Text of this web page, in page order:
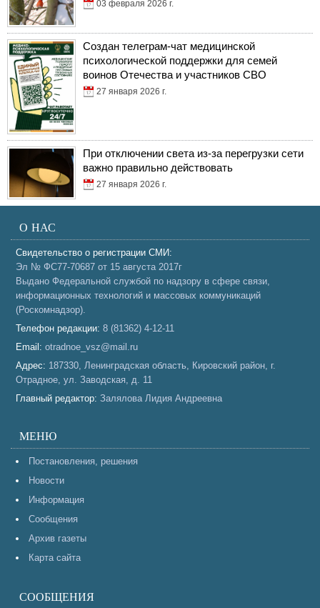
03 февраля 2026 г.
Создан телеграм-чат медицинской
психологической поддержки для семей
воинов Отечества и участников СВО
27 января 2026 г.
При отключении света из-за перегрузки сети
важно правильно действовать
27 января 2026 г.
О НАС
Свидетельство о регистрации СМИ:
Эл № ФС77-70687 от 15 августа 2017г
Выдано Федеральной службой по надзору в сфере связи,
информационных технологий и массовых коммуникаций
(Роскомнадзор).
Телефон редакции: 8 (81362) 4-12-11
Email: otradnoe_vsz@mail.ru
Адрес: 187330, Ленинградская область, Кировский район, г.
Отрадное, ул. Заводская, д. 11
Главный редактор: Залялова Лидия Андреевна
МЕНЮ
Постановления, решения
Новости
Информация
Сообщения
Архив газеты
Карта сайта
СООБЩЕНИЯ